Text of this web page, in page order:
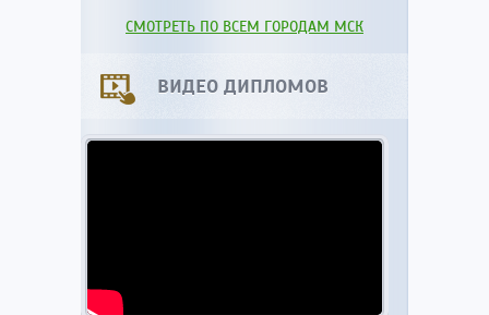
СМОТРЕТЬ ПО ВСЕМ ГОРОДАМ МСК
ВИДЕО ДИПЛОМОВ